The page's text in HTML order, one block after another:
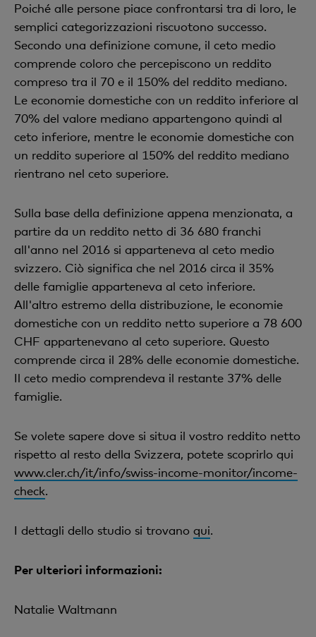
Poiché alle persone piace confrontarsi tra di loro, le
semplici categorizzazioni riscuotono successo.
Secondo una definizione comune, il ceto medio
comprende coloro che percepiscono un reddito
compreso tra il 70 e il 150% del reddito mediano.
Le economie domestiche con un reddito inferiore al
70% del valore mediano appartengono quindi al
ceto inferiore, mentre le economie domestiche con
un reddito superiore al 150% del reddito mediano
rientrano nel ceto superiore.
Sulla base della definizione appena menzionata, a
partire da un reddito netto di 36 680 franchi
all'anno nel 2016 si apparteneva al ceto medio
svizzero. Ciò significa che nel 2016 circa il 35%
delle famiglie apparteneva al ceto inferiore.
All'altro estremo della distribuzione, le economie
domestiche con un reddito netto superiore a 78 600
CHF appartenevano al ceto superiore. Questo
comprende circa il 28% delle economie domestiche.
Il ceto medio comprendeva il restante 37% delle
famiglie.
Se volete sapere dove si situa il vostro reddito netto
rispetto al resto della Svizzera, potete scoprirlo qui
www.cler.ch/it/info/swiss-income-monitor/income-
check.
I dettagli dello studio si trovano qui.
Per ulteriori informazioni:
Natalie Waltmann